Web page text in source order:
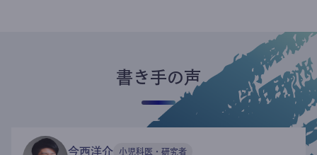
書き手の声
今西洋介 小児科医・研究者